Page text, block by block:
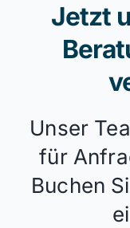
Jetzt
Unser
für
Buchen